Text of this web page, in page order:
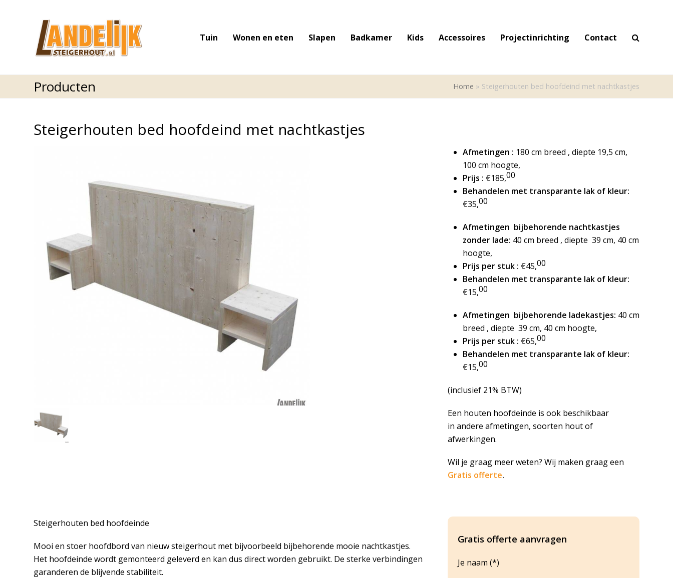
Tuin Wonen en eten Slapen Badkamer Kids Accessoires Projectinrichting Contact
Producten Home » Steigerhouten bed hoofdeind met nachtkastjes
Steigerhouten bed hoofdeind met nachtkastjes
Afmetingen : 180 cm breed , diepte 19,5 cm,
100 cm hoogte,
Prijs : €185,00
Behandelen met transparante lak of kleur:
€35,00
Afmetingen bijbehorende nachtkastjes
zonder lade: 40 cm breed , diepte 39 cm, 40 cm
hoogte,
Prijs per stuk : €45,00
Behandelen met transparante lak of kleur:
€15,00
Afmetingen bijbehorende ladekastjes: 40 cm
breed , diepte 39 cm, 40 cm hoogte,
Prijs per stuk : €65,00
Behandelen met transparante lak of kleur:
€15,00
(inclusief 21% BTW)
Een houten hoofdeinde is ook beschikbaar
in andere afmetingen, soorten hout of
afwerkingen.
Wil je graag meer weten? Wij maken graag een
Gratis offerte.
Steigerhouten bed hoofdeinde
Mooi en stoer hoofdbord van nieuw steigerhout met bijvoorbeeld bijbehorende mooie nachtkastjes.
Het hoofdeinde wordt gemonteerd geleverd en kan dus direct worden gebruikt. De sterke verbindingen
garanderen de blijvende stabiliteit.
Gratis offerte aanvragen
Je naam (*)